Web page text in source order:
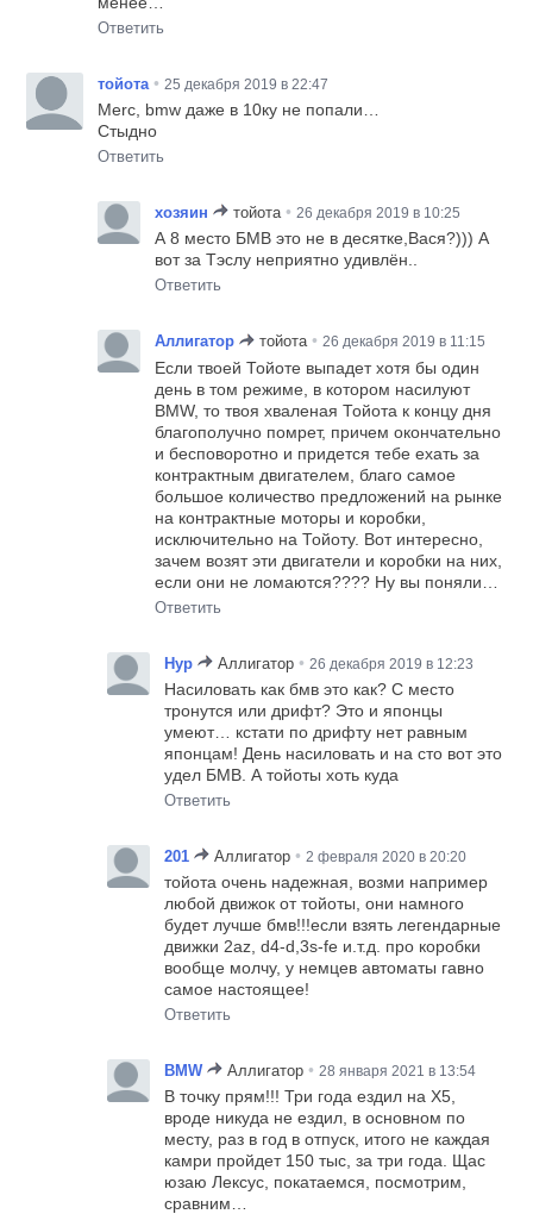
Ответить
тойота • 25 декабря 2019 в 22:47
Merc, bmw даже в 10ку не попали…
Стыдно
Ответить
хозяин тойота • 26 декабря 2019 в 10:25
А 8 место БМВ это не в десятке,Вася?))) А
вот за Тэслу неприятно удивлён..
Ответить
Аллигатор тойота • 26 декабря 2019 в 11:15
Если твоей Тойоте выпадет хотя бы один
день в том режиме, в котором насилуют
BMW, то твоя хваленая Тойота к концу дня
благополучно помрет, причем окончательно
и бесповоротно и придется тебе ехать за
контрактным двигателем, благо самое
большое количество предложений на рынке
на контрактные моторы и коробки,
исключительно на Тойоту. Вот интересно,
зачем возят эти двигатели и коробки на них,
если они не ломаются???? Ну вы поняли…
Ответить
Нур Аллигатор • 26 декабря 2019 в 12:23
Насиловать как бмв это как? С место
тронутся или дрифт? Это и японцы
умеют… кстати по дрифту нет равным
японцам! День насиловать и на сто вот это
удел БМВ. А тойоты хоть куда
Ответить
201 Аллигатор • 2 февраля 2020 в 20:20
тойота очень надежная, возми например
любой движок от тойоты, они намного
будет лучше бмв!!!если взять легендарные
движки 2az, d4-d,3s-fe и.т.д. про коробки
вообще молчу, у немцев автоматы гавно
самое настоящее!
Ответить
BMW Аллигатор • 28 января 2021 в 13:54
В точку прям!!! Три года ездил на Х5,
вроде никуда не ездил, в основном по
месту, раз в год в отпуск, итого не каждая
камри пройдет 150 тыс, за три года. Щас
юзаю Лексус, покатаемся, посмотрим,
сравним…